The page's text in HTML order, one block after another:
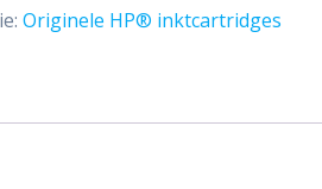
Originele HP® inktcartridges